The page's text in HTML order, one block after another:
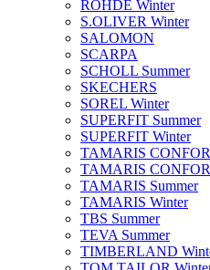
ROHDE Winter
S.OLIVER Winter
SALOMON
SCARPA
SCHOLL Summer
SKECHERS
SOREL Winter
SUPERFIT Summer
SUPERFIT Winter
TAMARIS
TAMARIS
TAMARIS Summer
TAMARIS Winter
TBS Summer
TEVA Summer
TIMBERLAND